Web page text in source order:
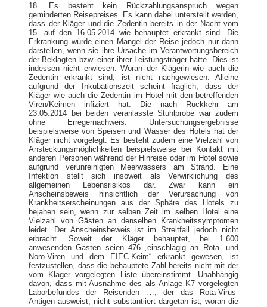
18. Es besteht kein Rückzahlungsanspruch wegen
geminderten Reisepreises. Es kann dabei unterstellt werden,
dass der Kläger und die Zedentin bereits in der Nacht vom
15. auf den 16.05.2014 wie behauptet erkrankt sind. Die
Erkrankung würde einen Mangel der Reise jedoch nur dann
darstellen, wenn sie ihre Ursache im Verantwortungsbereich
der Beklagten bzw. einer ihrer Leistungsträger hätte. Dies ist
indessen nicht erwiesen. Woran der Klägerin wie auch die
Zedentin erkrankt sind, ist nicht nachgewiesen. Alleine
aufgrund der Inkubationszeit scheint fraglich, dass der
Kläger wie auch die Zedentin im Hotel mit den betreffenden
Viren/Keimen infiziert hat. Die nach Rückkehr am
23.05.2014 bei beiden veranlasste Stuhlprobe war zudem
ohne Erregernachweis. Untersuchungsergebnisse
beispielsweise von Speisen und Wasser des Hotels hat der
Kläger nicht vorgelegt. Es besteht zudem eine Vielzahl von
Ansteckungsmöglichkeiten beispielsweise bei Kontakt mit
anderen Personen während der Hinreise oder im Hotel sowie
aufgrund verunreinigten Meerwassers am Strand. Eine
Infektion stellt sich insoweit als Verwirklichung des
allgemeinen Lebensrisikos dar. Zwar kann ein
Anscheinsbeweis hinsichtlich der Verursachung von
Krankheitserscheinungen aus der Sphäre des Hotels zu
bejahen sein, wenn zur selben Zeit im selben Hotel eine
Vielzahl von Gästen an denselben Krankheitssymptomen
leidet. Der Anscheinsbeweis ist im Streitfall jedoch nicht
erbracht. Soweit der Kläger behauptet, bei 1.600
anwesenden Gästen seien 476 „einschlägig an Rota- und
Noro-Viren und dem EIEC-Keim“ erkrankt gewesen, ist
festzustellen, dass die behauptete Zahl bereits nicht mit der
vom Kläger vorgelegten Liste übereinstimmt. Unabhängig
davon, dass mit Ausnahme des als Anlage K7 vorgelegten
Laborbefundes der Reisenden …, der das Rota-Virus-
Antigen ausweist, nicht substantiiert dargetan ist, woran die